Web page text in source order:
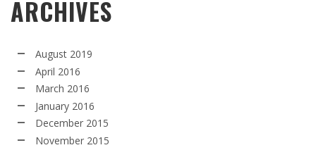
ARCHIVES
August 2019
April 2016
March 2016
January 2016
December 2015
November 2015